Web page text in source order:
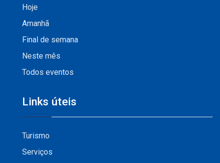
Hoje
Amanhã
Final de semana
Neste mês
Todos eventos
Links úteis
Turismo
Serviços